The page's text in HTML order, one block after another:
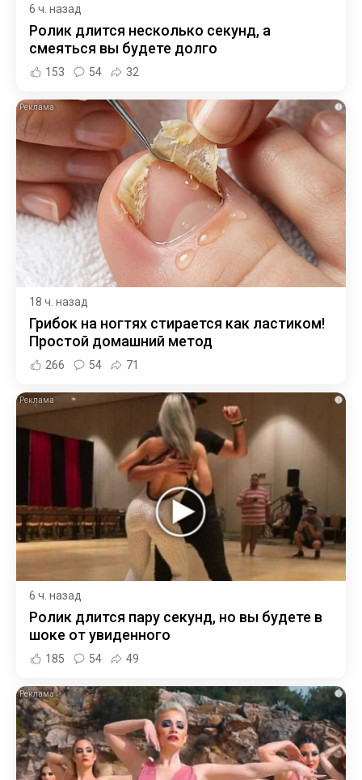
6 ч. назад
Ролик длится несколько секунд, а
смеяться вы будете долго
153 54 32
i
18 ч. назад
Грибок на ногтях стирается как ластиком!
Простой домашний метод
266 54 71
i
6 ч. назад
Ролик длится пару секунд, но вы будете в
шоке от увиденного
185 54 49
i